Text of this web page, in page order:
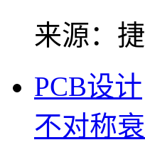
来源：
PCB设计
不对称